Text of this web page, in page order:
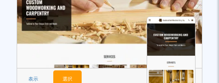
表示 選択